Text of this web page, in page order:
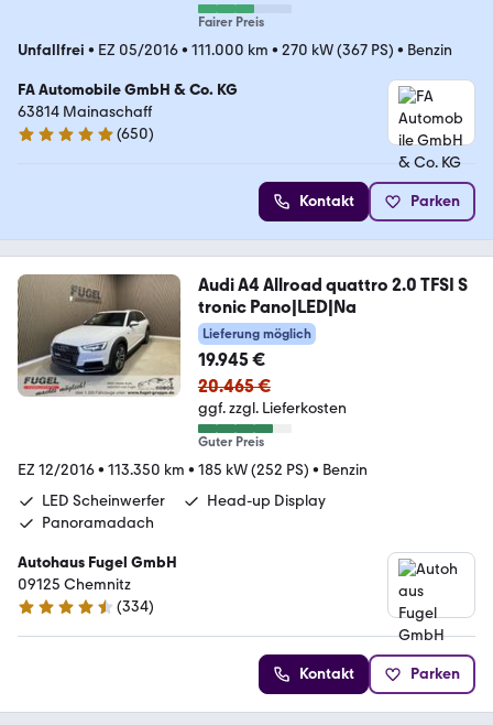
Fairer Preis
Unfallfrei • EZ 05/2016• 111.000 km • 270 kW (367 PS) • Benzin
FA Automobile GmbH & Co. KG
63814 Mainaschaff
4.8 Sterne
(650)
Kontakt Parken
Audi A4 Allroad quattro 2.0 TFSI S
tronic Pano|LED|Na
Lieferung möglich
19.945 €
20.465 €
ggf. zzgl. Lieferkosten
Guter Preis
EZ 12/2016• 113.350 km • 185 kW (252 PS) • Benzin
LED Scheinwerfer
Head-up Display
Panoramadach
Autohaus Fugel GmbH
09125 Chemnitz
4.3 Sterne
(334)
Kontakt Parken